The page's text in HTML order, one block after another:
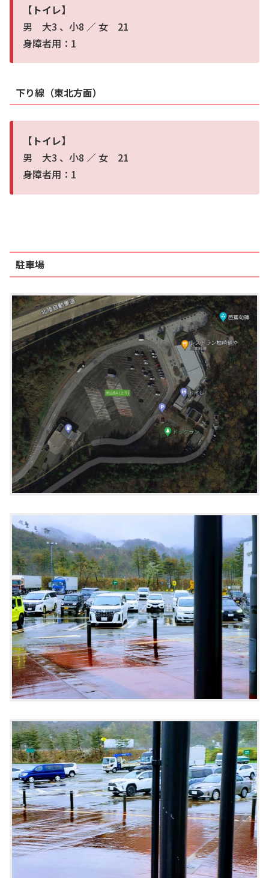
【トイレ】
男 大3 、小8 ／ 女 21
身障者用：1
下り線（東北方面）
【トイレ】
男 大3 、小8 ／ 女 21
身障者用：1
駐車場